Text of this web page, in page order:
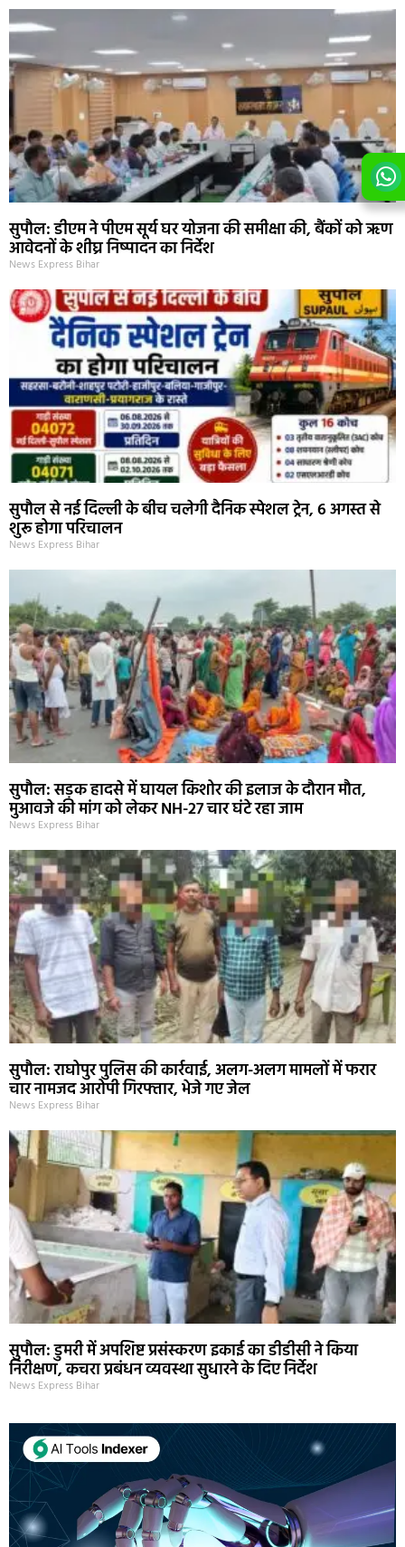
सुपौल: डीएम ने पीएम सूर्य घर योजना की समीक्षा की, बैंकों को ऋण
आवेदनों के शीघ्र निष्पादन का निर्देश
News Express Bihar
सुपौल से नई दिल्ली के बीच चलेगी दैनिक स्पेशल ट्रेन, 6 अगस्त से
शुरू होगा परिचालन
News Express Bihar
सुपौल: सड़क हादसे में घायल किशोर की इलाज के दौरान मौत,
मुआवजे की मांग को लेकर NH-27 चार घंटे रहा जाम
News Express Bihar
सुपौल: राघोपुर पुलिस की कार्रवाई, अलग-अलग मामलों में फरार
चार नामजद आरोपी गिरफ्तार, भेजे गए जेल
News Express Bihar
सुपौल: डुमरी में अपशिष्ट प्रसंस्करण इकाई का डीडीसी ने किया
निरीक्षण, कचरा प्रबंधन व्यवस्था सुधारने के दिए निर्देश
News Express Bihar